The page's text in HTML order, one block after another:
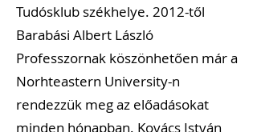
Tudósklub székhelye. 2012-től
Barabási Albert László
Professzornak köszönhetően már a
Norhteastern University-n
rendezzük meg az előadásokat
minden hónapban. Kovács István